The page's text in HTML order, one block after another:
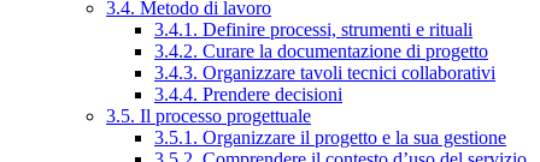
3.4. Metodo di lavoro
3.4.1. Definire processi, strumenti e rituali
3.4.2. Curare la documentazione di progetto
3.4.3. Organizzare tavoli tecnici collaborativi
3.4.4. Prendere decisioni
3.5. Il processo progettuale
3.5.1. Organizzare il progetto e la sua gestione